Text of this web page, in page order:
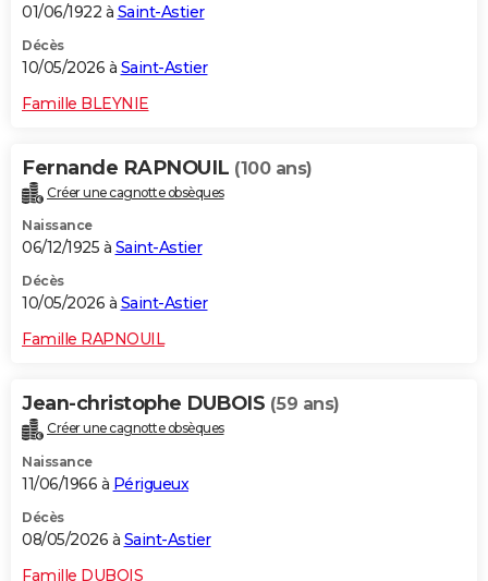
01/06/1922 à Saint-Astier
Décès
10/05/2026 à Saint-Astier
Famille BLEYNIE
Fernande RAPNOUIL (100 ans)
Créer une cagnotte obsèques
Naissance
06/12/1925 à Saint-Astier
Décès
10/05/2026 à Saint-Astier
Famille RAPNOUIL
Jean-christophe DUBOIS (59 ans)
Créer une cagnotte obsèques
Naissance
11/06/1966 à Périgueux
Décès
08/05/2026 à Saint-Astier
Famille DUBOIS